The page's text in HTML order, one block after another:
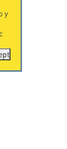
y